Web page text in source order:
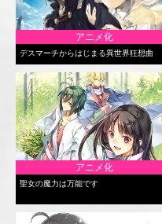
アニメ化
デスマーチからはじまる異世界狂想曲
アニメ化
聖女の魔力は万能です